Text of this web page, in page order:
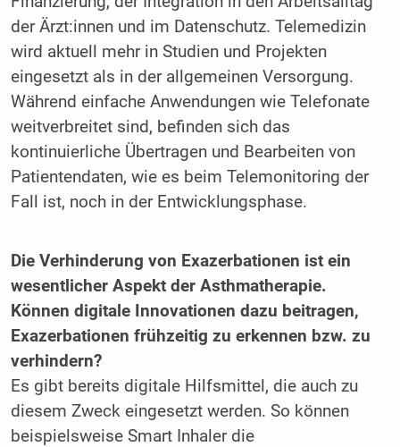
der Ärzt:innen und im Datenschutz. Telemedizin
wird aktuell mehr in Studien und Projekten
eingesetzt als in der allgemeinen Versorgung.
Während einfache Anwendungen wie Telefonate
weitverbreitet sind, befinden sich das
kontinuierliche Übertragen und Bearbeiten von
Patientendaten, wie es beim Telemonitoring der
Fall ist, noch in der Entwicklungsphase.
Die Verhinderung von Exazerbationen ist ein
wesentlicher Aspekt der Asthmatherapie.
Können digitale Innovationen dazu beitragen,
Exazerbationen frühzeitig zu erkennen bzw. zu
verhindern?
Es gibt bereits digitale Hilfsmittel, die auch zu
diesem Zweck eingesetzt werden. So können
beispielsweise Smart Inhaler die